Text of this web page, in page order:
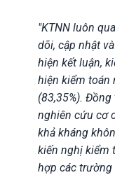
"KTNN luôn
dõi, cập nhật
hiện kết luận,
hiện kiểm toán
(83,35%).
nghiên cứu cơ
khả kháng
kiến nghị kiểm
hợp các